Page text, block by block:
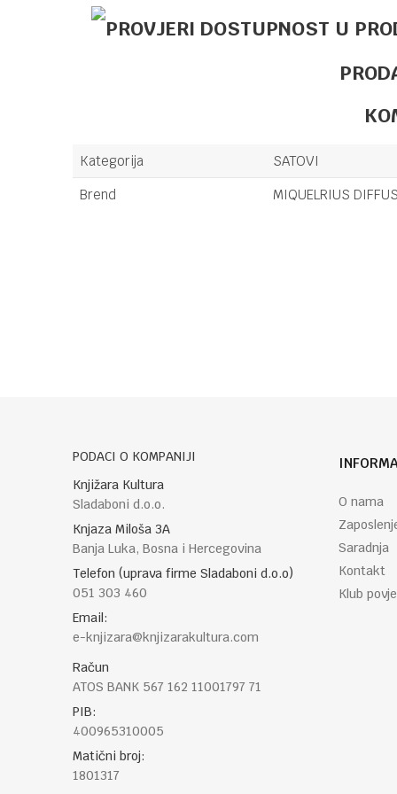
Kategorija
SATOVI
Brend
MIQUELRIUS
PODACI O KOMPANIJI
Knjižara Kultura
Sladaboni d.o.o.
Knjaza Miloša 3A
Banja Luka, Bosna i Hercegovina
Telefon (uprava firme Sladaboni d.o.o)
051 303 460
Email:
e-knjizara@knjizarakultura.com
Račun
ATOS BANK 567 162 11001797 71
PIB:
400965310005
Matični broj:
1801317
O nama
Saradnja
Kontakt
Klub